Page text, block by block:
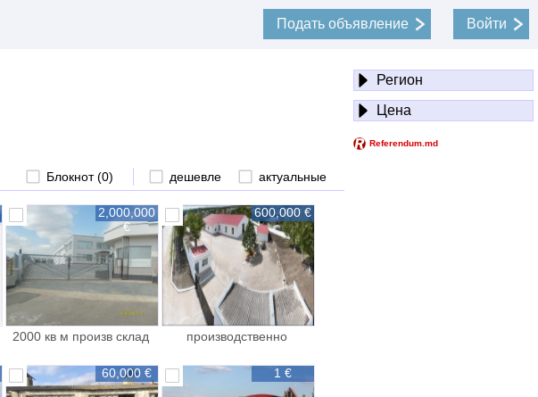
Подать объявление Войти
Регион
Цена
дешевле актуальные
Блокнот (0)
2,000,000
€
2000 кв м произв склад
600,000 €
производственно
60,000 € 1 €